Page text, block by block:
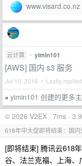
www.visard.co.nz
云计算 • yimin101
[AWS] 国内 s3 服务
Jul 16, 2016 • Lastly
» yimin101 创建的更多
© 2026 V2EX · 7ms ·
618年中大促即将结束：国
[即将结束] 腾讯云618
谷、法兰克福、上海